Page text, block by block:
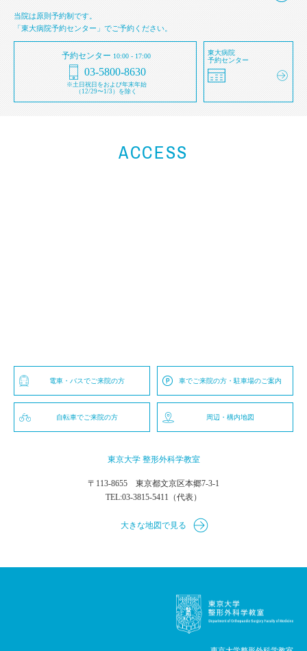
当院は原則予約制です。
「東大病院予約センター」でご予約ください。
予約センター 10:00 - 17:00
03-5800-8630
※土日祝日をおよび年末年始
（12/29〜1/3）を除く
東大病院
予約センター
ACCESS
電車・バスでご来院の方 車でご来院の方・駐車場のご案内
自転車でご来院の方 周辺・構内地図
東京大学 整形外科学教室
〒113-8655 東京都文京区本郷7-3-1
TEL:03-3815-5411 （代表）
大きな地図で見る